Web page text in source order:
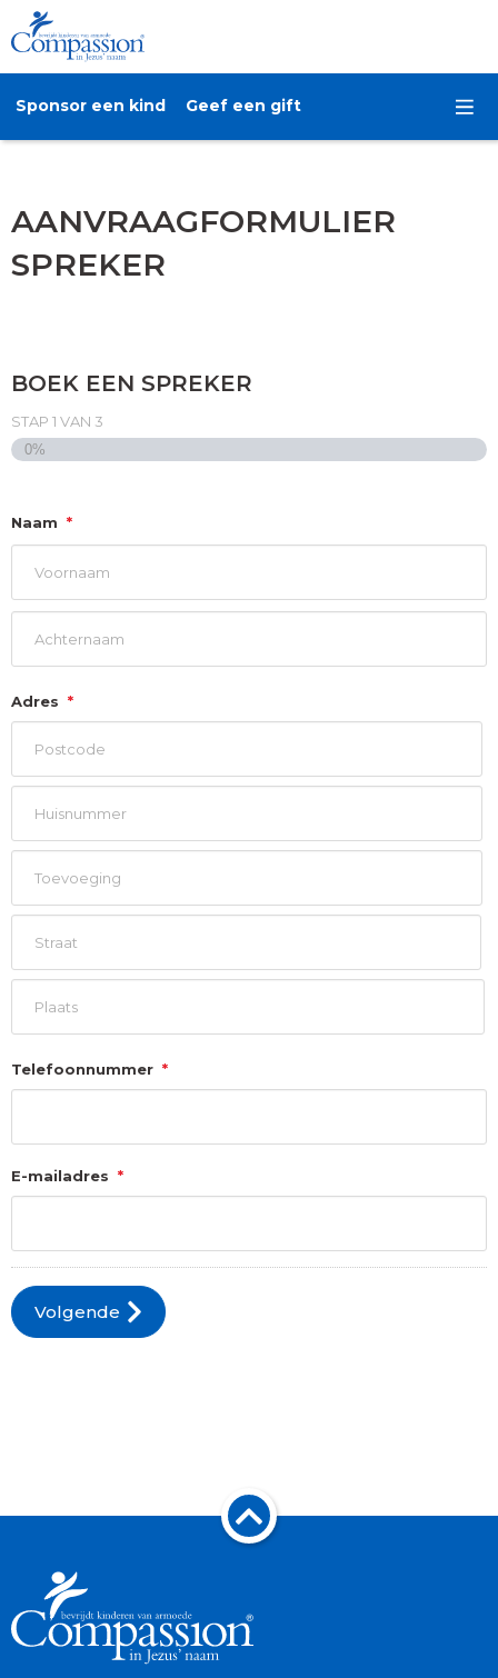
Sponsor een kind Geef een gift
AANVRAAGFORMULIER
SPREKER
BOEK EEN SPREKER
STAP 1 VAN 3
0%
Naam *
Voornaam
Adres *
Postcode
Huisnummer
Toevoeging
Straat
Telefoonnummer *
E-mailadres *